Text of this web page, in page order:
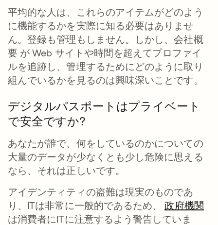
平均的な人は、これらのアイテムがどのよう
に機能するかを実際に知る必要はありませ
ん。登録も管理もしません。しかし、会社概
要 が Web サイトや時間を超えてプロファイ
ルを追跡し、管理するためにどのように取り
組んでいるかを見るのは興味深いことです。
デジタルパスポートはプライベート
で安全ですか?
あなたが誰で、何をしているのかについての
大量のデータが少なくとも少し危険に思える
なら、それは正しいです。
アイデンティティの盗難は現実のものであ
り、ITは非常に一般的であるため、政府機関
は消費者にITに注意するよう警告していま